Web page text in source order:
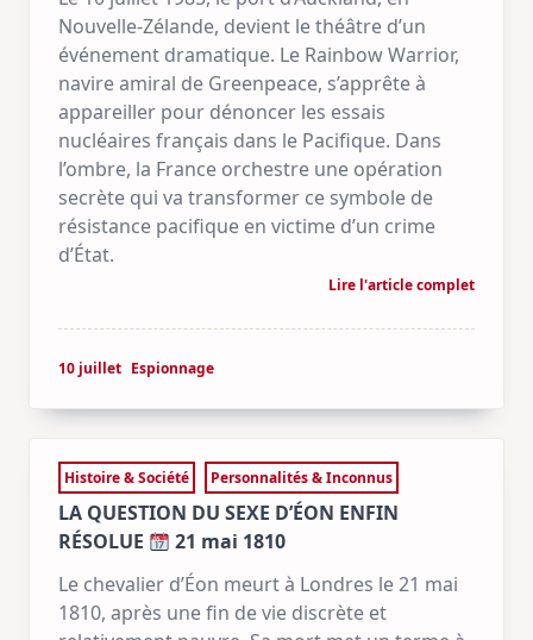
Nouvelle-Zélande, devient le théâtre d’un
événement dramatique. Le Rainbow Warrior,
navire amiral de Greenpeace, s’apprête à
appareiller pour dénoncer les essais
nucléaires français dans le Pacifique. Dans
l’ombre, la France orchestre une opération
secrète qui va transformer ce symbole de
résistance pacifique en victime d’un crime
d’État.
Lire l'article complet
10 juillet Espionnage
Histoire & Société Personnalités & Inconnus
LA QUESTION DU SEXE D’ÉON ENFIN
RÉSOLUE
21 mai 1810
Le chevalier d’Éon meurt à Londres le 21 mai
1810, après une fin de vie discrète et